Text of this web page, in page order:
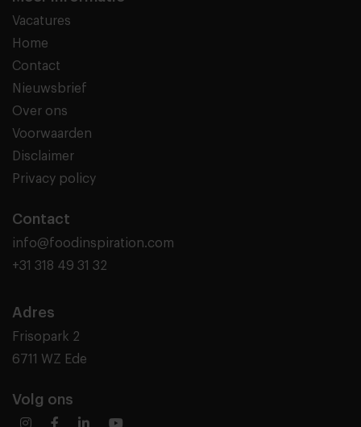
Vacatures
Home
Contact
Nieuwsbrief
Over ons
Voorwaarden
Disclaimer
Privacy policy
Contact
info@foodinspiration.com
+31 318 49 31 32
Adres
Frisopark 2
6711 WZ Ede
Volg ons